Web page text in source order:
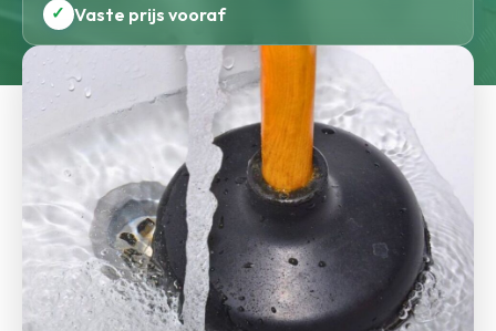
✓ Vaste prijs vooraf